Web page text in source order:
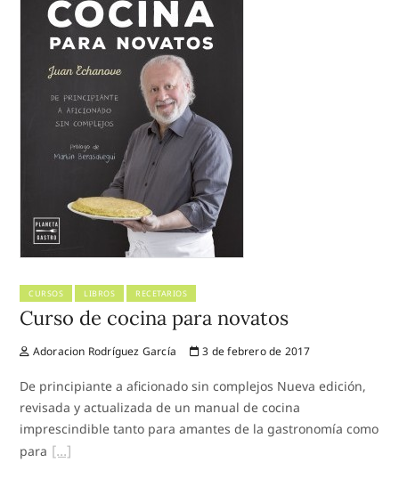
CURSOS LIBROS RECETARIOS
Curso de cocina para novatos
Adoracion Rodríguez García 3 de febrero de 2017
De principiante a aficionado sin complejos Nueva edición,
revisada y actualizada de un manual de cocina
imprescindible tanto para amantes de la gastronomía como
para